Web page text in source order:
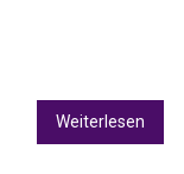
Weiterlesen